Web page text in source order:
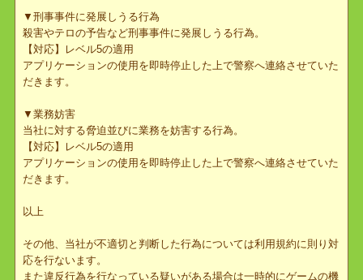
▼BOT行為
プレイヤーがいない状態でキャラクターを動かす装置、機器を使用
する行為。
上記に該当する行為が確認された場合、またはその恐れがあると運
て定める制限措置方針に基づく対応をいたします。
【対応】レベル5の適用
全アイテム及び仮想通貨の没収措置を行なう場合があります。
▼運営妨害
装う行為。イベントやキャンペーンの進行を故意に妨害する行為及
運営チームやGMからの指示を無視する行為。
【対応】レベル4以上の適用